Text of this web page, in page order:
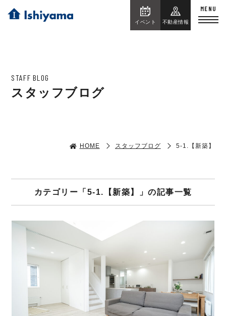
STAFF BLOG
スタッフブログ
HOME スタッフブログ 5-1.【新築】
カテゴリー「5-1.【新築】」の記事一覧
イベント 不動産情報